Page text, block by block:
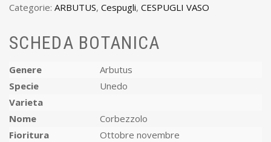
Categorie: ARBUTUS, Cespugli, CESPUGLI VASO
SCHEDA BOTANICA
Genere
Arbutus
Specie
Unedo
Varieta
Nome
Corbezzolo
Fioritura
Ottobre novembre